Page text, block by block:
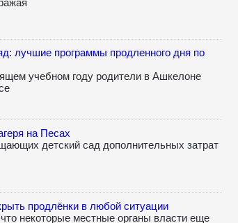
лучшие программы продленного дня по
учебном году родители в Ашкелоне
на Песах
детский сад дополнительных затрат
продлёнки в любой ситуации
некоторые местные органы власти еще